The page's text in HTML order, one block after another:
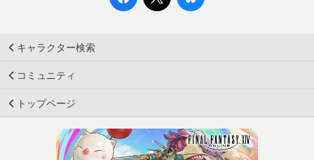
キャラクター検索
コミュニティ
トップページ